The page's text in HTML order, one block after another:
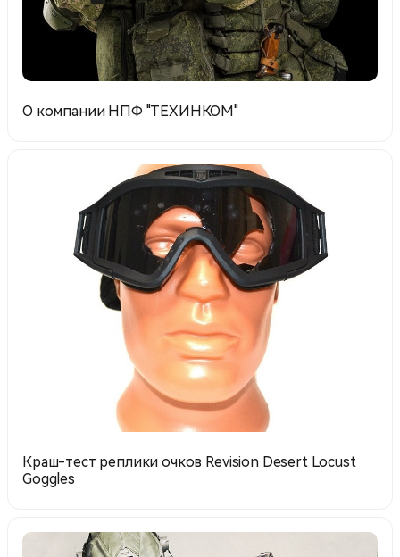
О компании НПФ "ТЕХИНКОМ"
Краш-тест реплики очков Revision Desert Locust
Goggles